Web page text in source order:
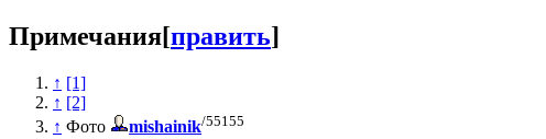
Примечания[править]
↑ [1]
↑ [2]
↑ Фото mishainik/55155